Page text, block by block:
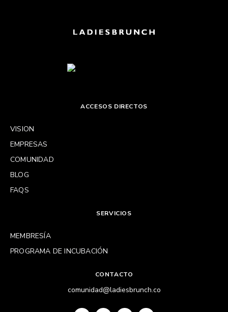
ACCESOS DIRECTOS
VISION
EMPRESAS
COMUNIDAD
BLOG
FAQS
SERVICIOS
MEMBRESÍA
PROGRAMA DE INCUBACIÓN
CONTACTO
comunidad@ladiesbrunch.co